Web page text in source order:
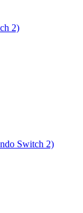
2)
Switch 2)